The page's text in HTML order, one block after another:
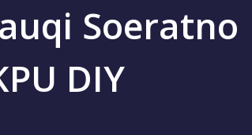
Soeratno
DIY